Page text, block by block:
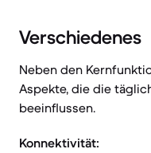
Verschiedenes
Neben den
Aspekte, die die
beeinflussen.
Konnektivität: